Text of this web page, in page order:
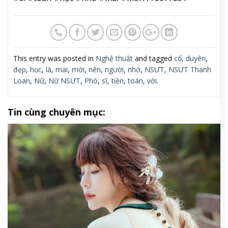
This entry was posted in Nghệ thuật and tagged cổ, duyên,
đẹp, học, là, mai, mới, nên, người, nhớ, NSƯT, NSƯT Thanh
Loan, Nữ, Nữ NSƯT, Phó, sĩ,tiền,toán, với.
Tin cùng chuyên mục: